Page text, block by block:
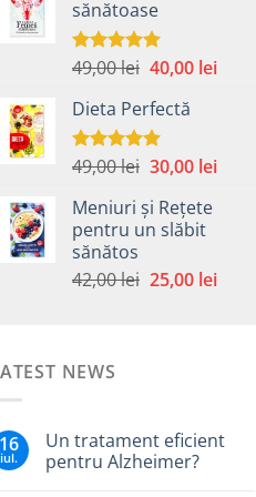
lei.
fost:
59,00 lei.
sănătoase
Evaluat la
49,00lei Prețul
a
fost:
49,00 lei.
40,00 leiPrețul
Dieta Perfectă
Evaluat la
49,00lei Prețul
a
fost:
30,00 leiPrețul
Meniuri și Rețete
pentru un slăbit
sănătos
42,00lei Prețul
25,00 leiPrețul
NEWS
16
iul.
Un tratament eficient
pentru Alzheimer?